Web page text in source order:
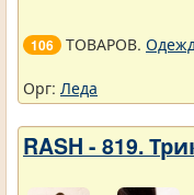
106 ТОВАРОВ.
Орг: Леда
RASH - 819.